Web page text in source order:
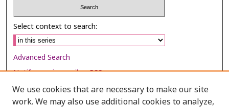
Select context to search:
Advanced Search
Notify me via email orRSS
Browse
We use cookies that are necessary to make our site
work. We may also use additional cookies to analyze,